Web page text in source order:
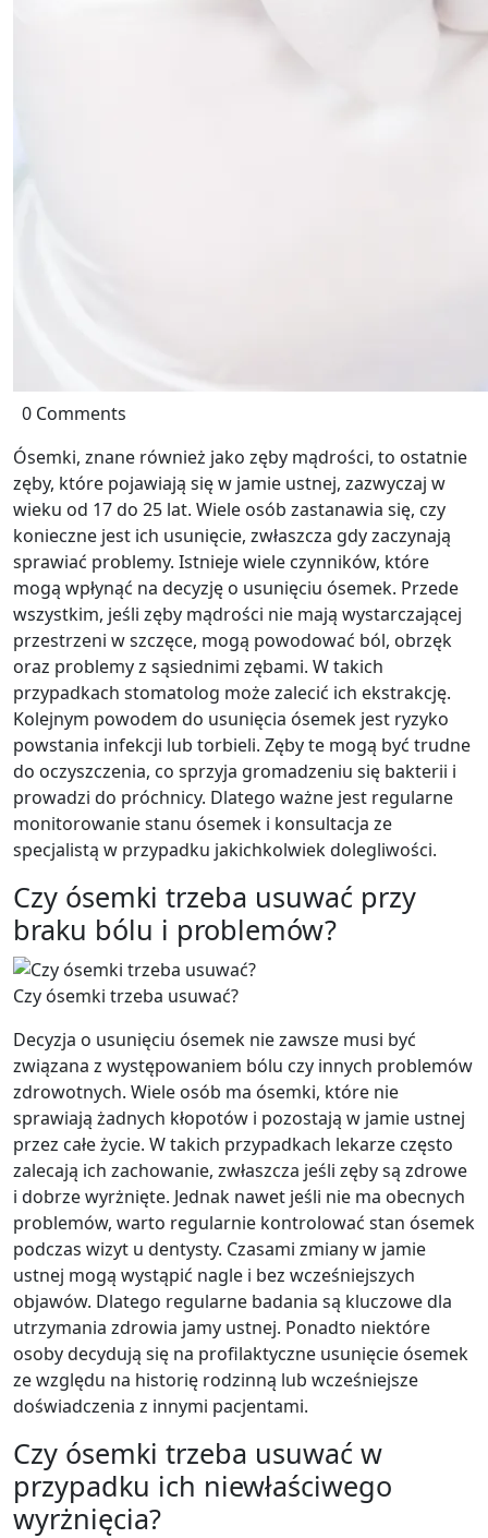
0 Comments
Ósemki, znane również jako zęby mądrości, to ostatnie
zęby, które pojawiają się w jamie ustnej, zazwyczaj w
wieku od 17 do 25 lat. Wiele osób zastanawia się, czy
konieczne jest ich usunięcie, zwłaszcza gdy zaczynają
sprawiać problemy. Istnieje wiele czynników, które
mogą wpłynąć na decyzję o usunięciu ósemek. Przede
wszystkim, jeśli zęby mądrości nie mają wystarczającej
przestrzeni w szczęce, mogą powodować ból, obrzęk
oraz problemy z sąsiednimi zębami. W takich
przypadkach stomatolog może zalecić ich ekstrakcję.
Kolejnym powodem do usunięcia ósemek jest ryzyko
powstania infekcji lub torbieli. Zęby te mogą być trudne
do oczyszczenia, co sprzyja gromadzeniu się bakterii i
prowadzi do próchnicy. Dlatego ważne jest regularne
monitorowanie stanu ósemek i konsultacja ze
specjalistą w przypadku jakichkolwiek dolegliwości.
Czy ósemki trzeba usuwać przy
braku bólu i problemów?
Czy ósemki trzeba usuwać?
Decyzja o usunięciu ósemek nie zawsze musi być
związana z występowaniem bólu czy innych problemów
zdrowotnych. Wiele osób ma ósemki, które nie
sprawiają żadnych kłopotów i pozostają w jamie ustnej
przez całe życie. W takich przypadkach lekarze często
zalecają ich zachowanie, zwłaszcza jeśli zęby są zdrowe
i dobrze wyrżnięte. Jednak nawet jeśli nie ma obecnych
problemów, warto regularnie kontrolować stan ósemek
podczas wizyt u dentysty. Czasami zmiany w jamie
ustnej mogą wystąpić nagle i bez wcześniejszych
objawów. Dlatego regularne badania są kluczowe dla
utrzymania zdrowia jamy ustnej. Ponadto niektóre
osoby decydują się na profilaktyczne usunięcie ósemek
ze względu na historię rodzinną lub wcześniejsze
doświadczenia z innymi pacjentami.
Czy ósemki trzeba usuwać w
przypadku ich niewłaściwego
wyrżnięcia?